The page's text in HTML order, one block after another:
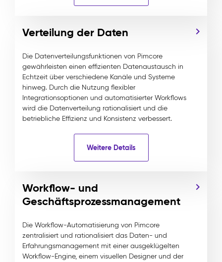
Verteilung der Daten
Die Datenverteilungsfunktionen von Pimcore
gewährleisten einen effizienten Datenaustausch in
Echtzeit über verschiedene Kanäle und Systeme
hinweg. Durch die Nutzung flexibler
Integrationsoptionen und automatisierter Workflows
wird die Datenverteilung rationalisiert und die
betriebliche Effizienz und Konsistenz verbessert.
Weitere Details
Workflow- und
Geschäftsprozessmanagement
Die Workflow-Automatisierung von Pimcore
zentralisiert und rationalisiert das Daten- und
Erfahrungsmanagement mit einer ausgeklügelten
Workflow-Engine, einem visuellen Designer und der